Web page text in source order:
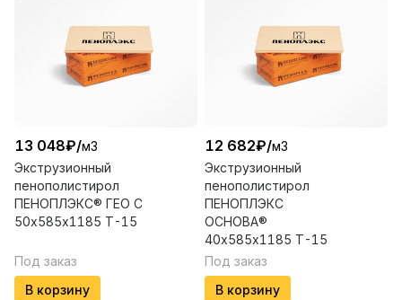
13 048₽/м3
Экструзионный
пенополистирол
ПЕНОПЛЭКС® ГЕО С
50х585х1185 Т-15
Под заказ
В корзину
12 682₽/м3
Экструзионный
пенополистирол
ПЕНОПЛЭКС
ОСНОВА®
40х585х1185 Т-15
Под заказ
В корзину